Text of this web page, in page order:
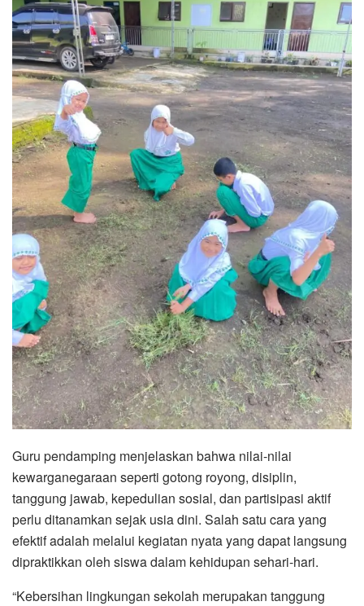
Guru pendamping menjelaskan bahwa nilai-nilai
kewarganegaraan seperti gotong royong, disiplin,
tanggung jawab, kepedulian sosial, dan partisipasi aktif
perlu ditanamkan sejak usia dini. Salah satu cara yang
efektif adalah melalui kegiatan nyata yang dapat langsung
dipraktikkan oleh siswa dalam kehidupan sehari-hari.
“Kebersihan lingkungan sekolah merupakan tanggung